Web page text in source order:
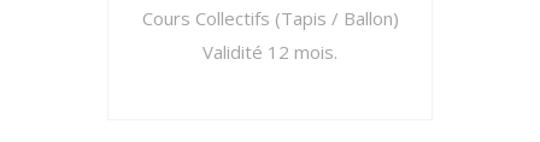
Cours Collectifs (Tapis / Ballon)
Validité 12 mois.